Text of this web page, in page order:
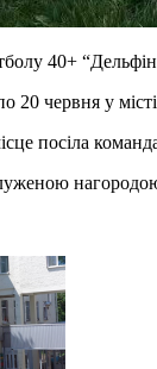
40+
червня у
посіла